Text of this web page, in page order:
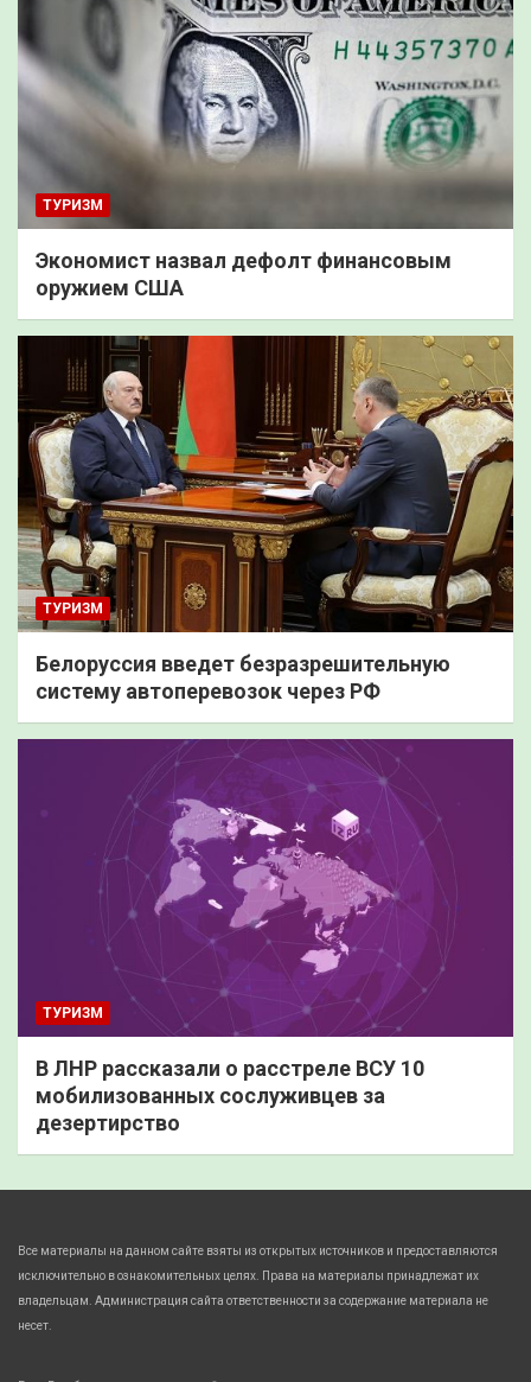
ТУРИЗМ
Экономист назвал дефолт финансовым
оружием США
ТУРИЗМ
Белоруссия введет безразрешительную
систему автоперевозок через РФ
ТУРИЗМ
В ЛНР рассказали о расстреле ВСУ 10
мобилизованных сослуживцев за
дезертирство
Все материалы на данном сайте взяты из открытых источников и предоставляются
исключительно в ознакомительных целях. Права на материалы принадлежат их
владельцам. Администрация сайта ответственности за содержание материала не
несет.